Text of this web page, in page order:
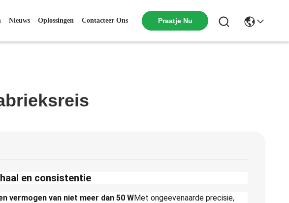
Nieuws Oplossingen Contacteer Ons Praatje Nu
en consistentie
vermogen van niet meer dan 50 WMet ongeëvenaarde precisie,